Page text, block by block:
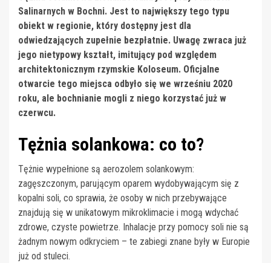
Salinarnych w Bochni. Jest to największy tego typu
obiekt w regionie, który dostępny jest dla
odwiedzających zupełnie bezpłatnie. Uwagę zwraca już
jego nietypowy kształt, imitujący pod względem
architektonicznym rzymskie Koloseum. Oficjalne
otwarcie tego miejsca odbyło się we wrześniu 2020
roku, ale bochnianie mogli z niego korzystać już w
czerwcu.
Tężnia solankowa: co to?
Tężnie wypełnione są aerozolem solankowym:
zagęszczonym, parującym oparem wydobywającym się z
kopalni soli, co sprawia, że osoby w nich przebywające
znajdują się w unikatowym mikroklimacie i mogą wdychać
zdrowe, czyste powietrze. Inhalacje przy pomocy soli nie są
żadnym nowym odkryciem – te zabiegi znane były w Europie
już od stuleci.